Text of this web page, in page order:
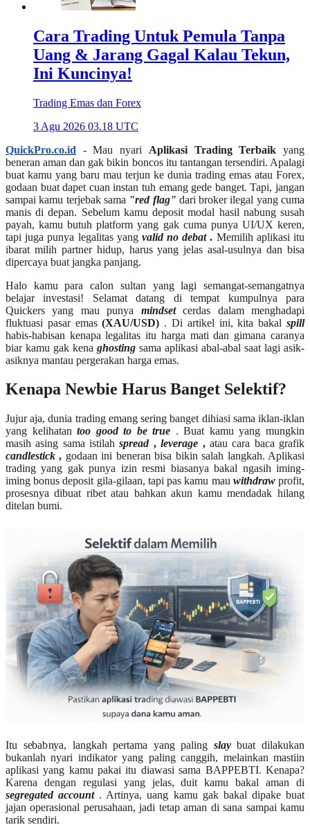
Cara Trading Untuk Pemula Tanpa
Uang & Jarang Gagal Kalau Tekun,
Ini Kuncinya!
Trading Emas dan Forex
3 Agu 2026 03.18 UTC
QuickPro.co.id
- Mau nyari Aplikasi Trading Terbaik yang
beneran aman dan gak bikin boncos itu tantangan tersendiri. Apalagi
buat kamu yang baru mau terjun ke dunia trading emas atau Forex,
godaan buat dapet cuan instan tuh emang gede banget. Tapi, jangan
sampai kamu terjebak sama "red flag" dari broker ilegal yang cuma
manis di depan. Sebelum kamu deposit modal hasil nabung susah
payah, kamu butuh platform yang gak cuma punya UI/UX keren,
tapi juga punya legalitas yang valid no debat . Memilih aplikasi itu
ibarat milih partner hidup, harus yang jelas asal-usulnya dan bisa
dipercaya buat jangka panjang.
Halo kamu para calon sultan yang lagi semangat-semangatnya
belajar investasi! Selamat datang di tempat kumpulnya para
Quickers yang mau punya mindset
cerdas dalam menghadapi
fluktuasi pasar emas (XAU/USD) . Di artikel ini, kita bakalspill
habis-habisan kenapa legalitas itu harga mati dan gimana caranya
biar kamu gak kena ghosting sama aplikasi abal-abal saat lagi asik-
asiknya mantau pergerakan harga emas.
Kenapa Newbie Harus Banget Selektif?
Jujur aja, dunia trading emang sering banget dihiasi sama iklan-iklan
yang kelihatan too good to be true . Buat kamu yang mungkin
masih asing sama istilahspread ,leverage , atau cara baca grafik
candlestick , godaan ini beneran bisa bikin salah langkah. Aplikasi
trading yang gak punya izin resmi biasanya bakal ngasih iming-
iming bonus deposit gila-gilaan, tapi pas kamu mau withdraw profit,
prosesnya dibuat ribet atau bahkan akun kamu mendadak hilang
ditelan bumi.
Itu sebabnya, langkah pertama yang paling slay buat dilakukan
bukanlah nyari indikator yang paling canggih, melainkan mastiin
aplikasi yang kamu pakai itu diawasi sama BAPPEBTI. Kenapa?
Karena dengan regulasi yang jelas, duit kamu bakal aman di
segregated account . Artinya, uang kamu gak bakal dipake buat
jajan operasional perusahaan, jadi tetap aman di sana sampai kamu
tarik sendiri.